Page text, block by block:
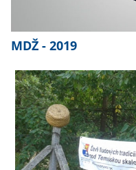
MDŽ - 2019